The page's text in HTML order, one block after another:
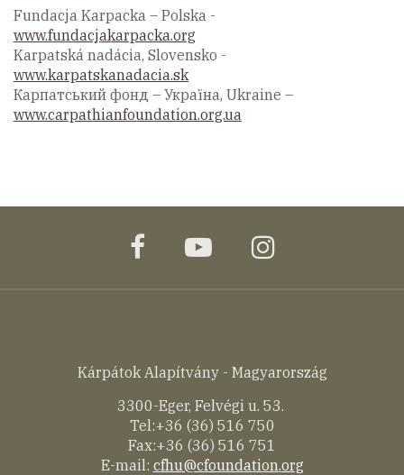
Fundacja Karpacka – Polska -
www.fundacjakarpacka.org
Karpatská nadácia, Slovensko -
www.karpatskanadacia.sk
Карпатський фонд – Україна, Ukraine –
www.carpathianfoundation.org.ua
facebookyoutubeinstagram
Kárpátok Alapítvány - Magyarország
3300-Eger, Felvégi u. 53.
Tel:+36 (36) 516 750
Fax:+36 (36) 516 751
E-mail: cfhu@cfoundation.org